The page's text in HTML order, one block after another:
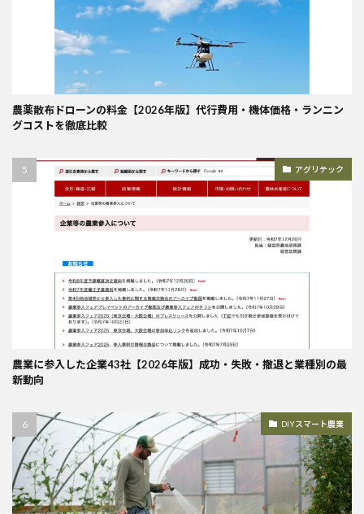
農薬散布ドローンの料金【2026年版】代行費用・機体価格・ランニン
グコストを徹底比較
アグリテック
農業に参入した企業43社【2026年版】成功・失敗・撤退と業種別の最
新動向
DIYスマート農業